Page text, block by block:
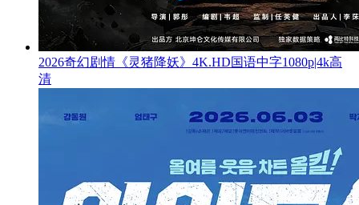
2026奇幻剧情《灵猪降妖》4K.HD国语中字1080p|4k高
清